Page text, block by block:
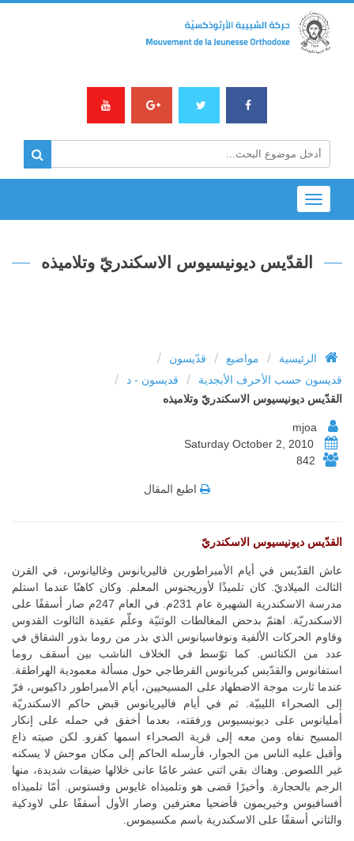
Toggle
navigation
القدّيس ديونيسيوس الاسكندريّ وتلاميذه
الرئيسية / مواضيع / قدّيسون /
قديسون حسب الأحرف الأبجدية / قديسون - د /
القدّيس ديونيسيوس الاسكندريّ وتلاميذه
842
اطبع المقال
القدّيس ديونيسيوس الاسكندريّ
عاش القدّيس في أيام الأمبراطورين فاليريانوس وغاليانوس، في القرن
الثالث الميلاديّ. كان تلميذًا لأوريجنوس المعلم. وكان كاهنًا عندما استلم
مدرسة الاسكندرية الشهيرة عام 231م. في العام 247م صار أسقفًا على
الاسكندريّة. اهتمّ بدحض المغالطات الوثنيّة وعلّم عقيدة الثالوث القدوس
وقاوم الحركات الألفية ونوفاسيانوس الذي بذر من روما بذور الشقاق في
عدد من الكنائس. كما توّسط في الخلاف الناشب بين أسقف روما
استفانوس والقدّيس كبريانوس القرطاجي حول مسألة معمودية الهراطقة.
عندما ثارت موجة الاضطهاد على المسيحيين، أيام الأمبراطور داكيوس، فرّ
إلى الصحراء الليبيّة. ثم في أيام فاليريانوس قبض حاكم الاسكندريّة
أمليانوس على ديونيسيوس ورفقته، بعدما أخفق في حمله على إنكار
المسيح نفاه ومن معه إلى قرية الصحراء اسمها كفرو. لكن صيته ذاع
وأقبل عليه الناس من الجوار، فأرسله الحاكم إلى مكان موحش لا يسكنه
غير اللصوص. وهناك بقي اثني عشر عامًا عانى خلالها ضيقات شديدة، منها
الرجم بالحجارة. وأخيرًا قضى هو وتلميذاه غايوس وفستوس. أمّا تلميذاه
أفسافيوس وخيريمون فأضحيا معترفين وصار الأول أسقفًا على لاودكية
والثاني أسقفًا على الاسكندرية باسم مكسيموس.